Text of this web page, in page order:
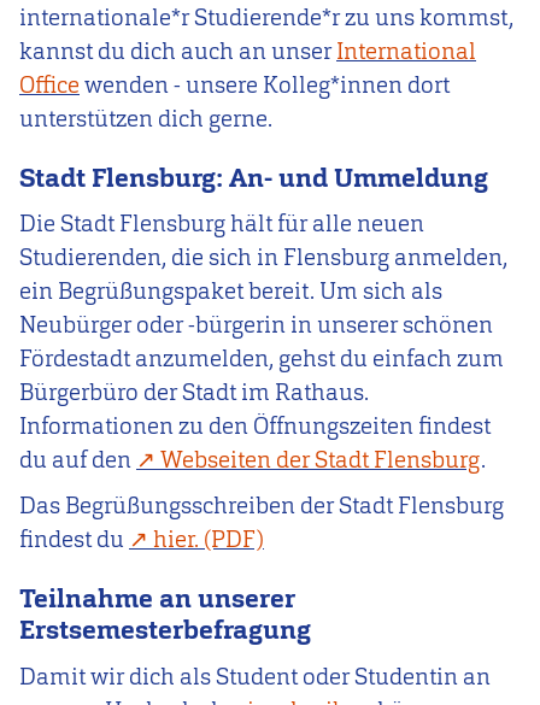
internationale*r Studierende*r zu uns kommst,
kannst du dich auch an unserInternational
Office wenden - unsere Kolleg*innen dort
unterstützen dich gerne.
Stadt Flensburg: An- und Ummeldung
Die Stadt Flensburg hält für alle neuen
Studierenden, die sich in Flensburg anmelden,
ein Begrüßungspaket bereit. Um sich als
Neubürger oder -bürgerin in unserer schönen
Fördestadt anzumelden, gehst du einfach zum
Bürgerbüro der Stadt im Rathaus.
Informationen zu den Öffnungszeiten findest
du auf den
Webseiten der Stadt Flensburg.
Das Begrüßungsschreiben der Stadt Flensburg
findest du
hier.
Teilnahme an unserer
Erstsemesterbefragung
Damit wir dich als Student oder Studentin an